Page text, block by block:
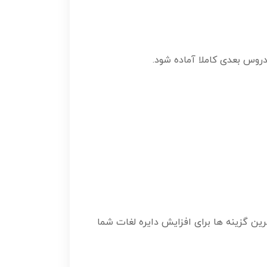
بعدی کاملا آماده شود.
یکی از بهترین گزینه ها برای افزایش دایره لغات شما